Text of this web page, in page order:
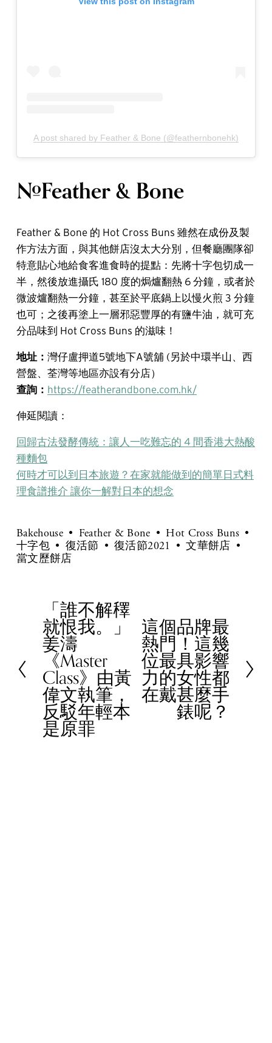
A post shared by Feather & Bone (@feathernbonehk)
#Feather & Bone
Feather & Bone 的 Hot Cross Buns 雖然在成份及製
作方法方面，與其他餅店沒太大分別，但餐廳團隊卻
特意貼心地給食客進食時的提點：先將十字包切成一
半，然後放進攝氏 180 度的焗爐翻熱 6 分鐘，或者於
微波爐翻熱一分鐘，甚至於平底鍋上以慢火煎 3 分鐘
也可；之後再塗上一層邪惡豐厚的有鹽牛油，就可充
分品味到 Hot Cross Buns 的滋味！
地址： 灣仔盧押道5號地下A號舖 (另於中環半山、西
營盤、荃灣等地區亦設有分店）
查詢： https://featherandbone.com.hk/
伸延閱讀：
回歸古法發酵傳統：讓人一吃難忘的 4 間香港大熱酸
種麵包
何時才可以到日本旅遊？在家就能做到的簡單日式料
理食譜推介 讓你一解對日本的想念
Bakehouse Feather & Bone
Hot Cross Buns
十字包
復活節 復活節2021
文華餅店
當文歷餅店
r
e
i
o
u
s
「誰不解䆁
就恨我。」
姜濤
《Master
Class》由黃
偉文執筆，
反駁年輕本
是原罪
N這個品牌最
熱門！這幾
位最具影響
力的女性都
在戴甚麼手
錶呢？